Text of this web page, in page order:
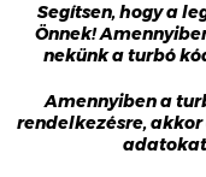
Segítsen, hogy a
Önnek!
nekünk a turbó
Amennyiben a
rendelkezésre,
adatokat